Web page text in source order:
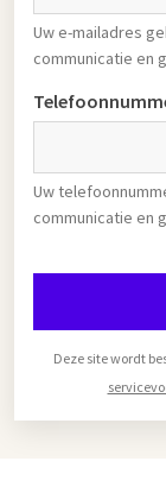
Uw e-mailadres
communicatie en
Uw
communicatie en
Deze site wordt